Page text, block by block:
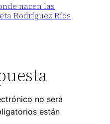
nacen las
Rodríguez Ríos
no será
están